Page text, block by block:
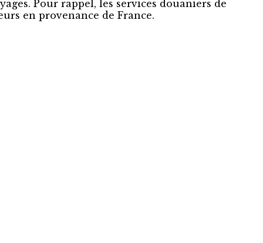
Pour rappel, les services douaniers de
en provenance de France.